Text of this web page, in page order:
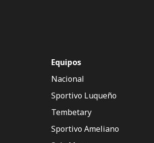
Equipos
Nacional
Sportivo Luqueño
Tembetary
Sportivo Ameliano